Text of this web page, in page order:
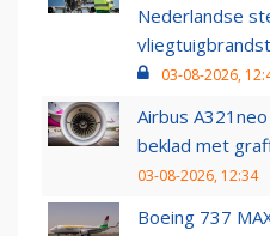
Nederlandse
03-08-2026,
Airbus
beklad met
03-08-2026, 12:34
Boeing 737